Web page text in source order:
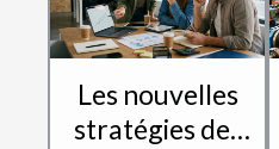
Les nouvelles
stratégies des